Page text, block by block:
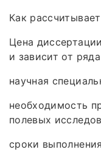
Как
Цена
и зависит от
научная
необходимость
полевых
сроки